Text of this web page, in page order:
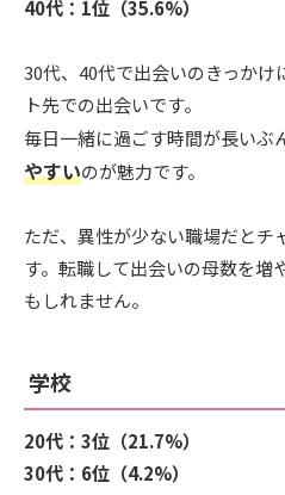
40代：1位（35.6%）
30代、40代で出会いのきっか
ト先での出会いです。
毎日一緒に過ごす時間が長いぶ
やすいのが魅力です。
ただ、異性が少ない職場だとチ
す。転職して出会いの母数を増
もしれません。
学校
20代：3位（21.7%）
30代：6位（4.2%）